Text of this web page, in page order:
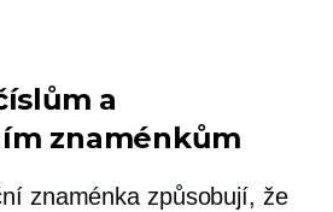
a
znaménkům
znaménka způsobují, že